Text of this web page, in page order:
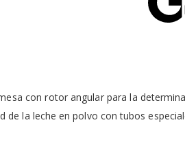
con rotor angular para la
de la leche en polvo con tubos